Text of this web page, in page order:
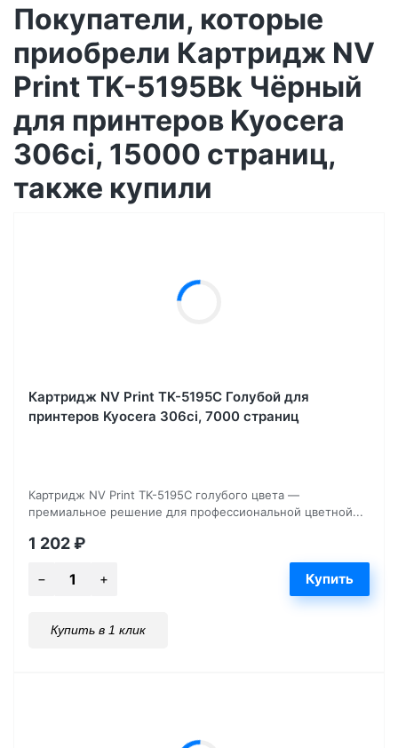
Покупатели, которые
приобрели Картридж NV
Print TK-5195Bk Чёрный
для принтеров Kyocera
306ci, 15000 страниц,
также купили
Картридж NV Print TK-5195С Голубой для
принтеров Kyocera 306ci, 7000 страниц
Картридж NV Print TK-5195C голубого цвета —
премиальное решение для профессиональной цветной...
1 202₽
Купить в 1 клик